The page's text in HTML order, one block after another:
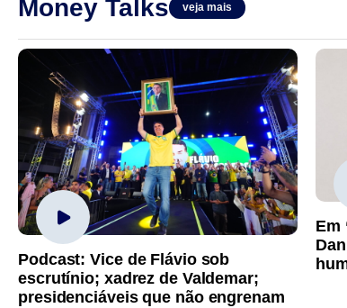
Money Talks veja mais
Podcast: Vice de Flávio sob
escrutínio; xadrez de Valdemar;
presidenciáveis que não engrenam
Em